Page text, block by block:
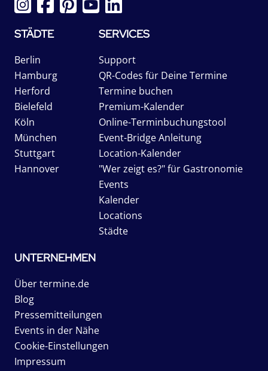
STÄDTE
Berlin
Hamburg
Herford
Bielefeld
Köln
München
Stuttgart
Hannover
SERVICES
Support
QR-Codes für Deine Termine
Termine buchen
Premium-Kalender
Online-Terminbuchungstool
Event-Bridge Anleitung
Location-Kalender
"Wer zeigt es?" für Gastronomie
Events
Kalender
Locations
Städte
UNTERNEHMEN
Über termine.de
Blog
Pressemitteilungen
Events in der Nähe
Cookie-Einstellungen
Impressum